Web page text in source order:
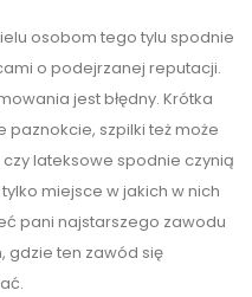
osobom tego tylu spodnie
o podejrzanej reputacji.
jest błędny. Krótka
paznokcie, szpilki też może
czy lateksowe spodnie czynią
miejsce w jakich w nich
pani najstarszego zawodu
gdzie ten zawód się